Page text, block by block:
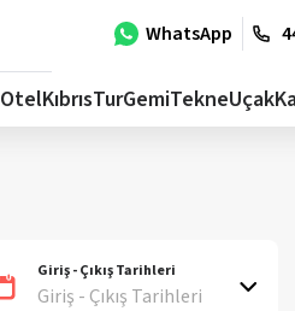
WhatsApp
OtelKıbrısTurGemiTekneUçak
Giriş - Çıkış Tarihleri
Giriş - Çıkış Tarihleri